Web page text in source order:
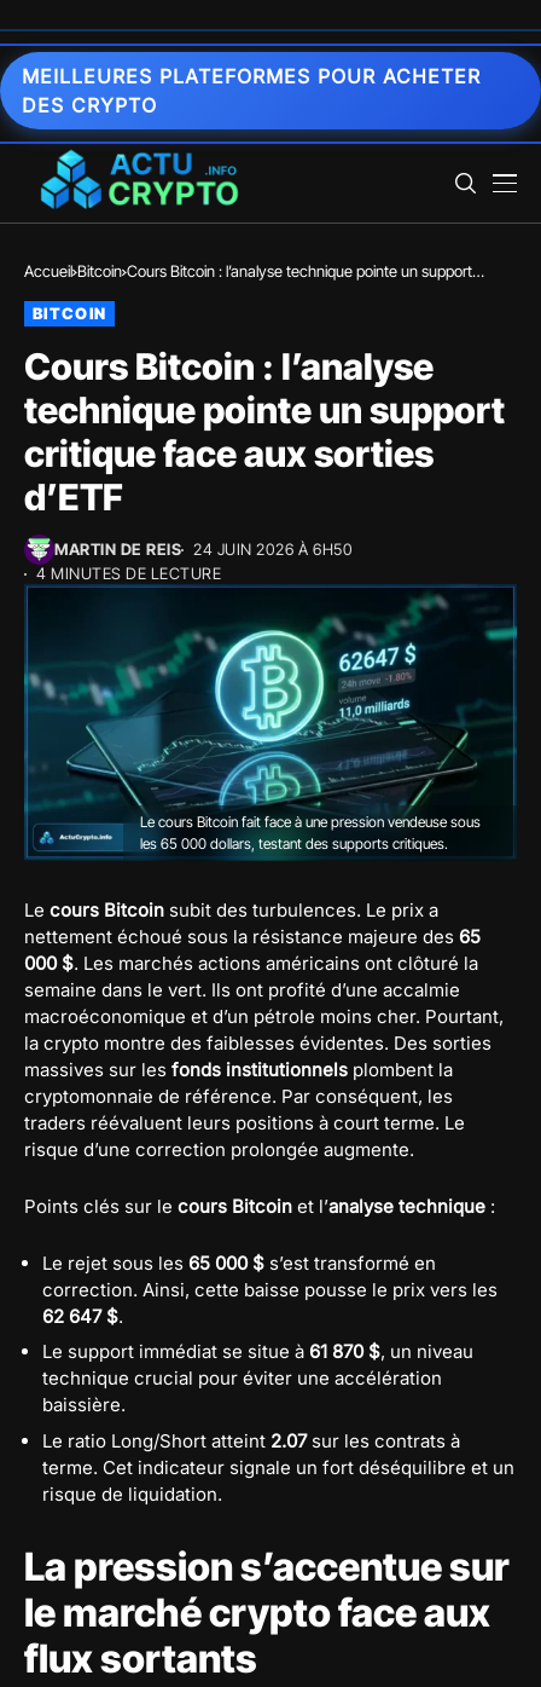
MEILLEURES PLATEFORMES POUR ACHETER
DES CRYPTO
Accueil Bitcoin Cours Bitcoin : l’analyse technique pointe un support
BITCOIN
Cours Bitcoin : l’analyse
technique pointe un support
critique face aux sorties
d’ETF
MARTIN DE REIS
24 JUIN 2026 À 6H50
4 MINUTES DE LECTURE
Le cours Bitcoin fait face à une pression vendeuse sous
les 65 000 dollars, testant des supports critiques.
Le cours Bitcoin subit des turbulences. Le prix a
nettement échoué sous la résistance majeure des 65
000 $. Les marchés actions américains ont clôturé la
semaine dans le vert. Ils ont profité d’une accalmie
macroéconomique et d’un pétrole moins cher. Pourtant,
la crypto montre des faiblesses évidentes. Des sorties
massives sur les fonds institutionnels plombent la
cryptomonnaie de référence. Par conséquent, les
traders réévaluent leurs positions à court terme. Le
risque d’une correction prolongée augmente.
Points clés sur le cours Bitcoin et l’analyse technique :
Le rejet sous les 65 000 $ s’est transformé en
correction. Ainsi, cette baisse pousse le prix vers les
62 647 $.
Le support immédiat se situe à 61 870 $, un niveau
technique crucial pour éviter une accélération
baissière.
Le ratio Long/Short atteint 2.07sur les contrats à
terme. Cet indicateur signale un fort déséquilibre et un
risque de liquidation.
La pression s’accentue sur
le marché crypto face aux
flux sortants